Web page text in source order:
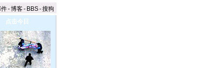
-博客- BBS-搜狗
点击今日